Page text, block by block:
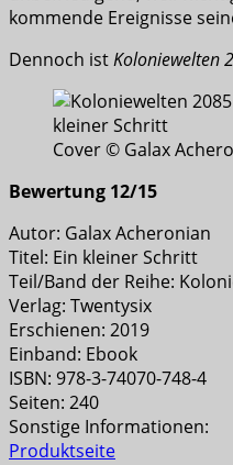
kommende Ereignisse
Dennoch istKoloniewelten
Cover © Galax
Bewertung 12/15
Autor: Galax Acheronian
Titel: Ein kleiner Schritt
Teil/Band der Reihe:
Verlag: Twentysix
Erschienen: 2019
Einband: Ebook
ISBN: 978-3-74070-748-4
Seiten: 240
Sonstige Informationen:
Produktseite